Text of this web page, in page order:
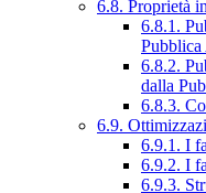
6.8. Proprietà
6.8.1.
6.8.2.
dalla
6.8.3.
6.9.
6.9.1. I
6.9.2. I
6.9.3.